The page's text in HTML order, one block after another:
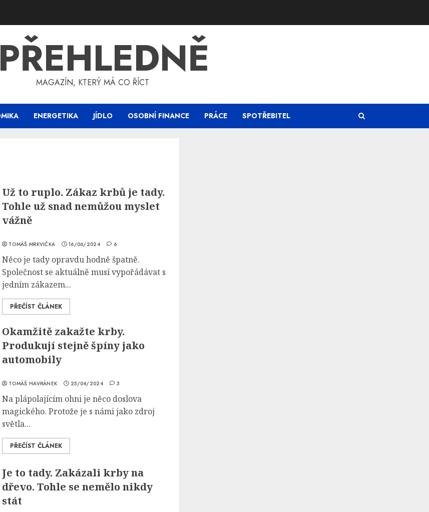
MAGAZÍN, KTERÝ MÁ CO ŘÍCT
ENERGETIKA JÍDLO OSOBNÍ FINANCE PRÁCE SPOTŘEBITEL
Už to ruplo. Zákaz krbů je tady.
Tohle už snad nemůžou myslet
vážně
TOMÁŠ MRKVIČKA 16/06/2024 6
Něco je tady opravdu hodně špatně.
Společnost se aktuálně musí vypořádávat s
jedním zákazem...
PŘEČÍST ČLÁNEK
Okamžitě zakažte krby.
Produkují stejně špíny jako
automobily
TOMÁŠ HAVRÁNEK 25/04/2024 3
Na plápolajícím ohni je něco doslova
magického. Protože je s námi jako zdroj
světla...
PŘEČÍST ČLÁNEK
Je to tady. Zakázali krby na
dřevo. Tohle se nemělo nikdy
stát